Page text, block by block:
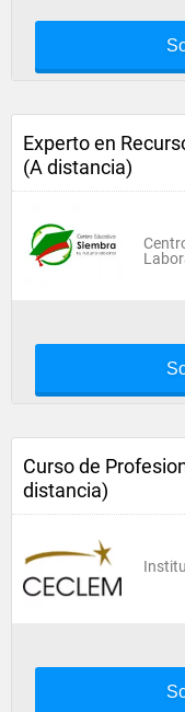
Experto en
(A distancia)
Curso de
distancia)